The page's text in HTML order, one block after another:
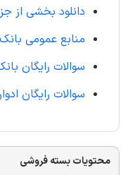
دانلود بخشی از
منابع عمومی
سوالات رایگان
سوالات رایگان
محتویات بسته فروشی